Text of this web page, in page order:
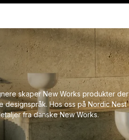
skaper New Works produkter der
designspråk. Hos oss på Nordic Nest
fra danske New Works.